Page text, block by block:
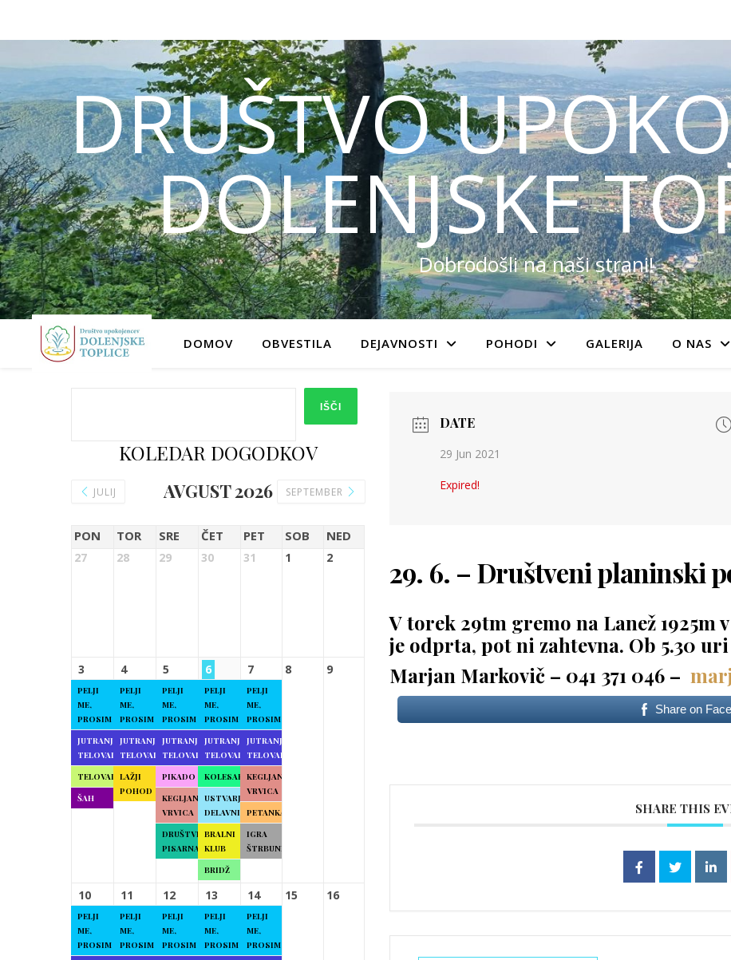
DRUŠTVO
DOLENJSKE
Dobrodošli na naši strani!
DOMOV OBVESTILA DEJAVNOSTI POHODI GALERIJA O NAS
IŠČI
KOLEDAR DOGODKOV
JULIJ AVGUST 2026 SEPTEMBER
PON TOR SRE ČET PET SOB NED
27 28 29 30 31 1 2
3
PELJI
ME,
PROSIM
JUTRANJA
TELOVADBA
TELOVADBA
ŠAH
4
PELJI
ME,
PROSIM
JUTRANJA
TELOVADBA
LAŽJI
POHOD
5
PELJI
ME,
PROSIM
JUTRANJA
TELOVADBA
PIKADO
KEGLJANJE
VRVICA
DRUŠTVENA
PISARNA
6
PELJI
ME,
PROSIM
JUTRANJA
TELOVADBA
KOLESARJENJE
USTVARJALNE
DELAVNICE
BRALNI
KLUB
BRIDŽ
7
PELJI
ME,
PROSIM
JUTRANJA
TELOVADBA
KEGLJANJE
VRVICA
PETANKA
IGRA
ŠTRBUNK
8 9
10
PELJI
ME,
PROSIM
11
PELJI
ME,
PROSIM
12
PELJI
ME,
PROSIM
13
PELJI
ME,
PROSIM
14
PELJI
ME,
PROSIM
15 16
DATE
29 Jun 2021
Expired!
29. 6. – Društveni planinski
V torek 29tm gremo na Lanež 1925m
je odprta, pot ni zahtevna. Ob 5.30
Marjan Markovič – 041 371 046 –
Share on
SHARE THIS